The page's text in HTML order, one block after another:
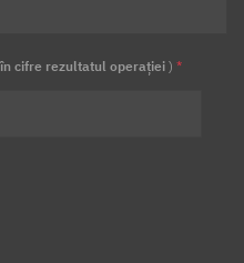
cifre rezultatul operației ) *